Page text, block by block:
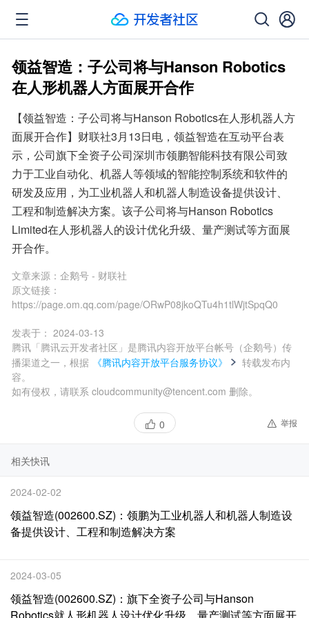
领益智造：子公司将与Hanson Robotics
在人形机器人方面展开合作
【领益智造：子公司将与Hanson Robotics在人形机器人方
面展开合作】财联社3月13日电，领益智造在互动平台表
示，公司旗下全资子公司深圳市领鹏智能科技有限公司致
力于工业自动化、机器人等领域的智能控制系统和软件的
研发及应用，为工业机器人和机器人制造设备提供设计、
工程和制造解决方案。该子公司将与Hanson Robotics
Limited在人形机器人的设计优化升级、量产测试等方面展
开合作。
文章来源： 企鹅号 - 财联社
原文链接：
https://page.om.qq.com/page/ORwP08jkoQTu4h1tlWjtSpqQ0
发表于： 2024-03-13
腾讯「腾讯云开发者社区」是腾讯内容开放平台帐号（企鹅号）传
播渠道之一，根据
《腾讯内容开放平台服务协议》
转载发布内
容。
如有侵权，请联系 cloudcommunity@tencent.com 删除。
0 举报
相关快讯
2024-02-02
领益智造(002600.SZ)：领鹏为工业机器人和机器人制造设
备提供设计、工程和制造解决方案
2024-03-05
领益智造(002600.SZ)：旗下全资子公司与Hanson